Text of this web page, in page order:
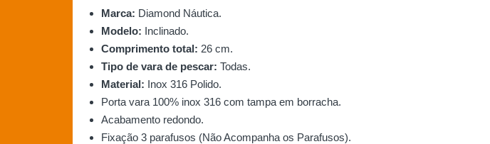
Marca: Diamond Náutica.
Modelo: Inclinado.
Comprimento total: 26 cm.
Tipo de vara de pescar: Todas.
Material: Inox 316 Polido.
Porta vara 100% inox 316 com tampa em borracha.
Acabamento redondo.
Fixação 3 parafusos (Não Acompanha os Parafusos).